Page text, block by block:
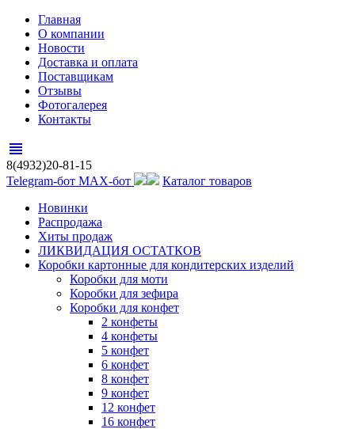
Главная
О компании
Новости
Доставка и оплата
Поставщикам
Отзывы
Фотогалерея
Контакты
view_headline
8(4932)20-81-15
Telegram-бот MAX-бот
Каталог товаров
Новинки
Распродажа
Хиты продаж
ЛИКВИДАЦИЯ ОСТАТКОВ
Коробки картонные для кондитерских изделий
Коробки для моти
Коробки для зефира
Коробки для конфет
2 конфеты
4 конфеты
5 конфет
6 конфет
8 конфет
9 конфет
12 конфет
16 конфет